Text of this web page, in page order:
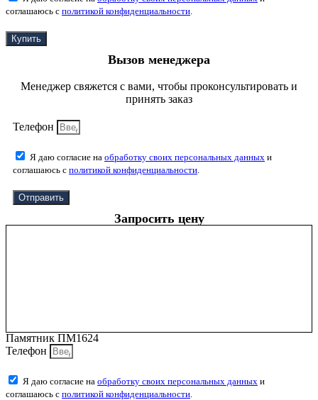
соглашаюсь с политикой конфиденциальности
Купить
Вызов менеджера
Менеджер свяжется с вами, чтобы проконсультировать и
принять заказ
Телефон
Я даю согласие на обработку своих персональных данных и
соглашаюсь с политикой конфиденциальности
Отправить
Запросить цену
Памятник ПМ1624
Телефон
Я даю согласие на обработку своих персональных данных и
соглашаюсь с политикой конфиденциальности